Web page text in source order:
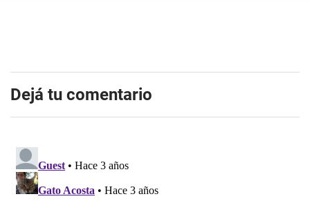
Dejá tu comentario